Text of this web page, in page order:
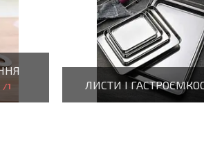
1 ЛИСТИ І